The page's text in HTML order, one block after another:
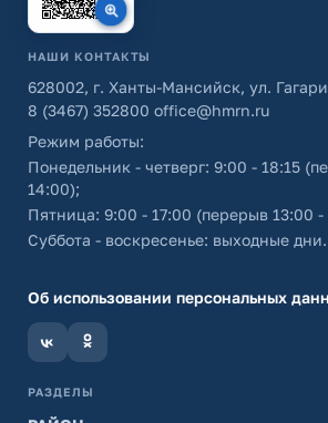
НАШИ КОНТАКТЫ
628002, г. Ханты-Мансийск, ул.
8 (3467) 352800 office@hmrn.ru
Режим работы:
Понедельник - четверг: 9:00 - 18:15
14:00);
Пятница: 9:00 - 17:00 (перерыв 13:00 -
Суббота - воскресенье: выходные дни.
Об использовании персональных
РАЗДЕЛЫ